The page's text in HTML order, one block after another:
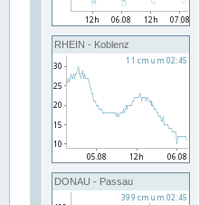
RHEIN - Koblenz
DONAU - Passau